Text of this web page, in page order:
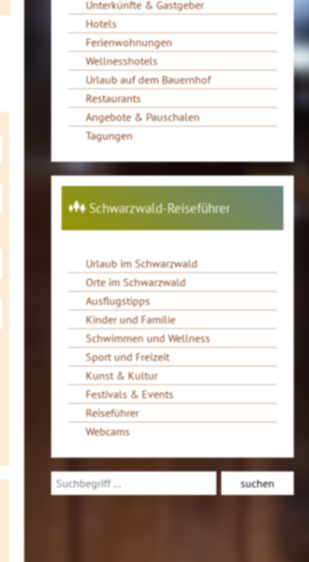
Unterkünfte & Gastgeber
Hotels
Ferienwohnungen
Wellnesshotels
Urlaub auf dem Bauernhof
Restaurants
Angebote & Pauschalen
Tagungen
Schwarzwald-Reiseführer
Urlaub im Schwarzwald
Orte im Schwarzwald
Ausflugstipps
Kinder und Familie
Schwimmen und Wellness
Sport und Freizeit
Kunst & Kultur
Festivals & Events
Reiseführer
Webcams